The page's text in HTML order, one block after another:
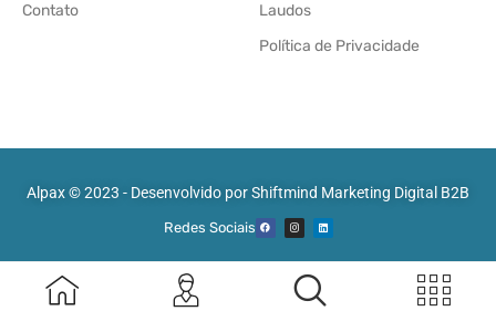
Contato
Laudos
Política de Privacidade
Alpax © 2023 - Desenvolvido porShiftmind Marketing Digital B2B
Redes Sociais